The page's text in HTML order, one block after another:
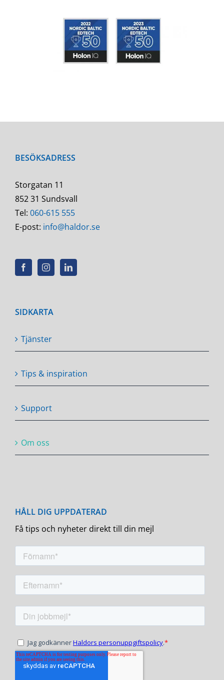
BESÖKSADRESS
Storgatan 11
852 31 Sundsvall
Tel: 060-615 555
E-post: info@haldor.se
SIDKARTA
Tjänster
Tips & inspiration
Support
Om oss
Få tips och nyheter direkt till din mejl